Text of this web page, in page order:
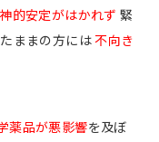
的安定がはかれず 緊
たままの方には不向き
薬品が悪影響を及ぼ